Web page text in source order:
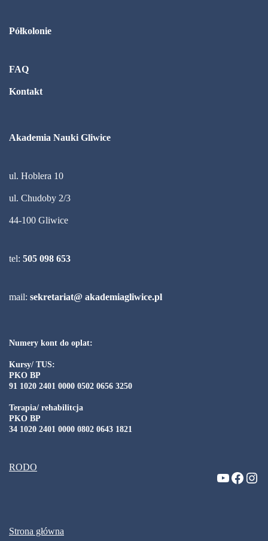
Półkolonie
FAQ
Kontakt
Akademia Nauki Gliwice
ul. Hoblera 10
ul. Chudoby 2/3
44-100 Gliwice
tel: 505 098 653
mail: sekretariat@ akademiagliwice.pl
Numery kont do oplat:
Kursy/ TUS:
PKO BP
91 1020 2401 0000 0502 0656 3250
Terapia/ rehabilitcja
PKO BP
34 1020 2401 0000 0802 0643 1821
RODO
Strona główna